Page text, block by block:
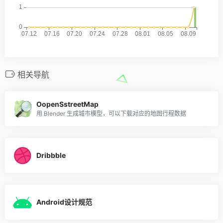
相关导航
OopenSstreetMap
用 Blender 生成城市模型，可以下载对应的地图行程数据
Dribbble
Android设计规范